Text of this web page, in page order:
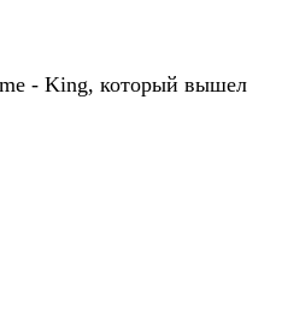
- King, который вышел